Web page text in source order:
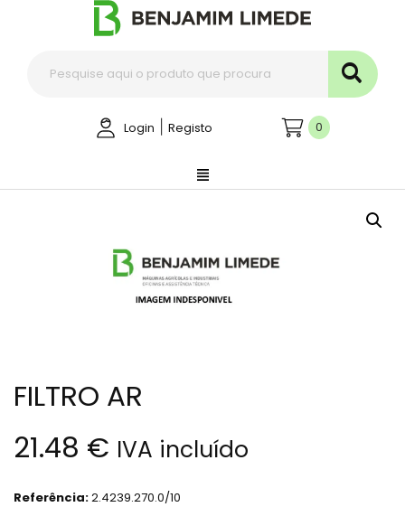
Login Registo 0
FILTRO AR
21.48 € IVA incluído
Referência:2.4239.270.0/10